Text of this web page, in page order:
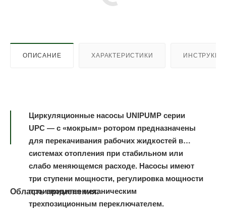
ОПИСАНИЕ ХАРАКТЕРИСТИКИ
Циркуляционные насосы UNIPUMP серии
UPC — с «мокрым» ротором предназначены
для перекачивания рабочих жидкостей в
системах отопления при стабильном или
слабо меняющемся расходе. Насосы имеют
три ступени мощности, регулировка мощности
производится механическим
трехпозиционным переключателем.
Область применения: